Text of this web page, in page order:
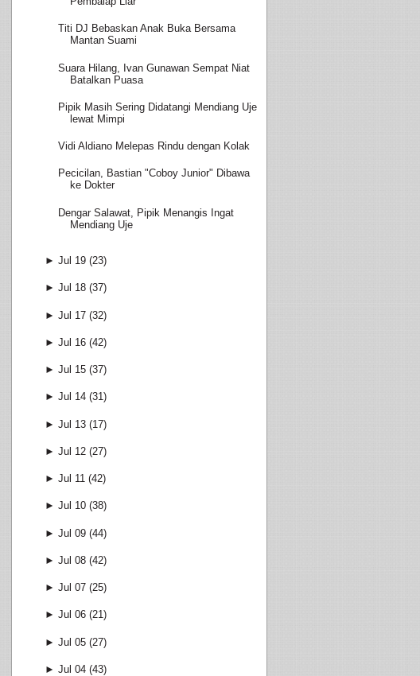
Titi DJ Bebaskan Anak Buka Bersama
Mantan Suami
Suara Hilang, Ivan Gunawan Sempat Niat
Batalkan Puasa
Pipik Masih Sering Didatangi Mendiang Uje
lewat Mimpi
Vidi Aldiano Melepas Rindu dengan Kolak
Pecicilan, Bastian "Coboy Junior" Dibawa
ke Dokter
Dengar Salawat, Pipik Menangis Ingat
Mendiang Uje
►Jul 19 (23)
►Jul 18 (37)
►Jul 17 (32)
►Jul 16 (42)
►Jul 15 (37)
►Jul 14 (31)
►Jul 13 (17)
►Jul 12 (27)
►Jul 11 (42)
►Jul 10 (38)
►Jul 09 (44)
►Jul 08 (42)
►Jul 07 (25)
►Jul 06 (21)
►Jul 05 (27)
►Jul 04 (43)